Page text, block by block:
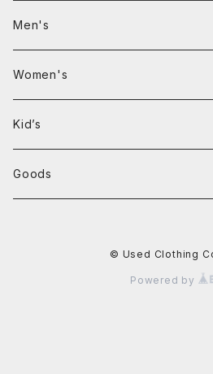
Men's
Clothing
T-shirt
Shirt
Hooded Sweatshirt
Women's
Clothing
Jackets
Kid’s
Goods
© Used Clothing
Powered by